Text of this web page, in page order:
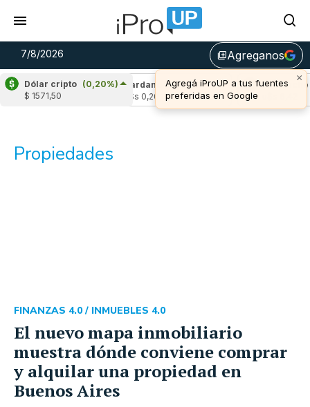
7/8/2026 library_addAgreganos
×
Agregá iProUP a tus fuentes
preferidas en Google
Dólar cripto (0,20%)
$ 1571,50
(-1,69%)
Cardano (4,88%)
u$s 0,20
Avalanche
u$s 6,42
Propiedades
El nuevo mapa inmobiliario
muestra dónde conviene comprar
y alquilar una propiedad en
Buenos Aires
FINANZAS 4.0 / INMUEBLES 4.0